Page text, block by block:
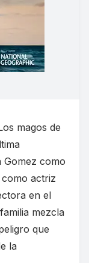
magos de
Gomez como
actriz
en el
mezcla
que
la